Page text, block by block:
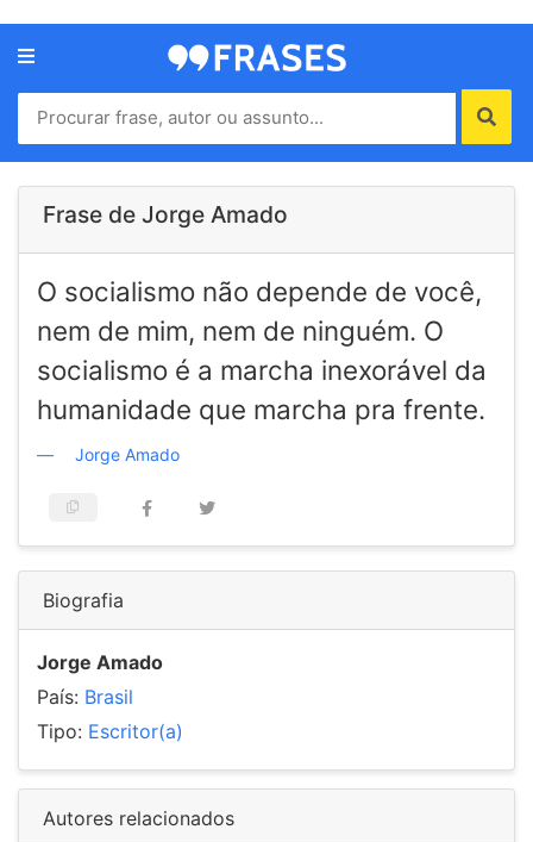
Menu
Home
Autores
de
Contato
Frase de Jorge Amado
O socialismo não depende de você,
nem de mim, nem de ninguém. O
socialismo é a marcha inexorável da
humanidade que marcha pra frente.
Jorge Amado
Biografia
Jorge Amado
País: Brasil
Tipo: Escritor(a)
Autores relacionados